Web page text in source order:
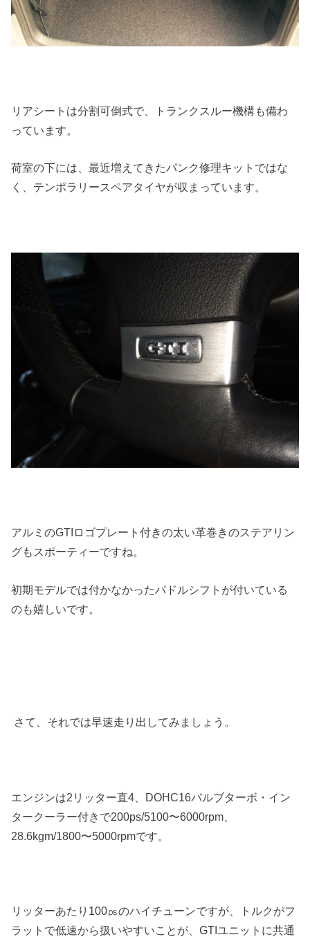
リアシートは分割可倒式で、トランクスルー機構も備わ
っています。
荷室の下には、最近増えてきたパンク修理キットではな
く、テンポラリースペアタイヤが収まっています。
アルミのGTIロゴプレート付きの太い革巻きのステアリン
グもスポーティーですね。
初期モデルでは付かなかったパドルシフトが付いている
のも嬉しいです。
さて、それでは早速走り出してみましょう。
エンジンは2リッター直4、DOHC16バルブターボ・イン
タークーラー付きで200ps/5100〜6000rpm、
28.6kgm/1800〜5000rpmです。
リッターあたり100㎰のハイチューンですが、トルクがフ
ラットで低速から扱いやすいことが、GTIユニットに共通